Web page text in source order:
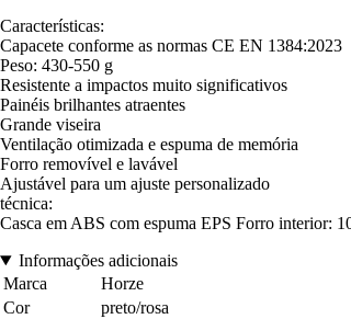
Características:
Capacete conforme as normas CE EN 1384:2023
Peso: 430-550 g
Resistente a impactos muito significativos
Painéis brilhantes atraentes
Grande viseira
Ventilação otimizada e espuma de memória
Forro removível e lavável
Ajustável para um ajuste personalizado
técnica:
Casca em ABS com espuma EPS Forro interior:
Informações adicionais
Marca
Horze
Cor
preto/rosa